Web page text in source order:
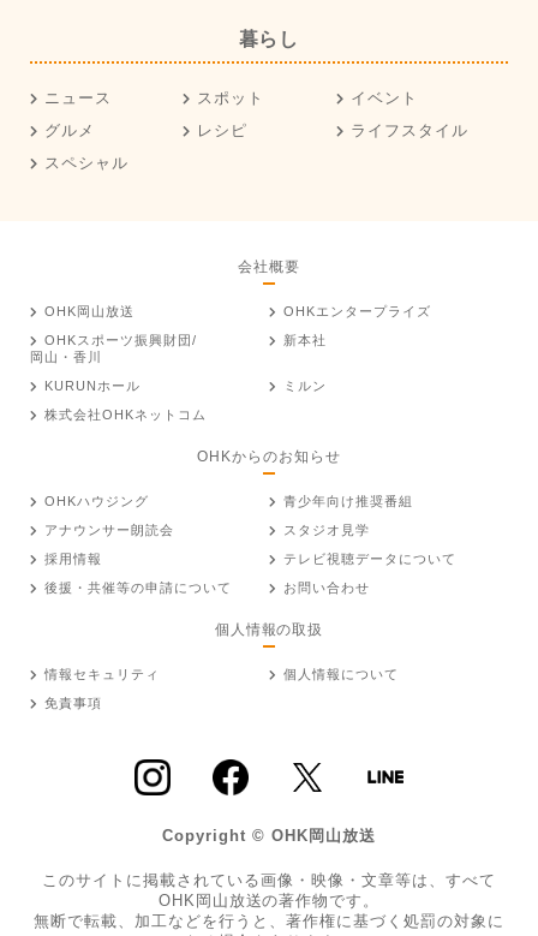
暮らし
ニュース スポット
イベント
グルメ
レシピ
ライフスタイル
スペシャル
会社概要
OHK岡山放送
OHKエンタープライズ
OHKスポーツ振興財団/
岡山・香川
新本社
KURUNホール
ミルン
株式会社OHKネットコム
OHKからのお知らせ
OHKハウジング
青少年向け推奨番組
アナウンサー朗読会
スタジオ見学
採用情報
テレビ視聴データについて
後援・共催等の申請について
お問い合わせ
個人情報の取扱
情報セキュリティ
個人情報について
免責事項
Copyright © OHK岡山放送
このサイトに掲載されている画像・映像・文章等は、すべて
OHK岡山放送の著作物です。
無断で転載、加工などを行うと、著作権に基づく処罰の対象に